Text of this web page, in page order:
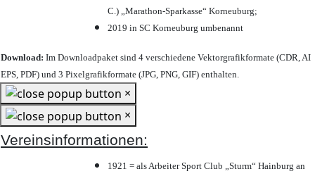
C.) „Marathon-Sparkasse“ Korneuburg;
2019 in SC Korneuburg umbenannt
Download: Im Downloadpaket sind 4 verschiedene Vektorgrafikformate (CDR, AI
EPS, PDF) und 3 Pixelgrafikformate (JPG, PNG, GIF) enthalten.
×
×
Vereinsinformationen:
1921 = als Arbeiter Sport Club „Sturm“ Hainburg an